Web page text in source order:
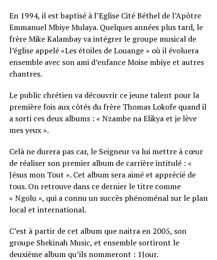
En 1994, il est baptisé à l’Eglise Cité Béthel de l’Apôtre
Emmanuel Mbiye Mulaya. Quelques années plus tard, le
frère Mike Kalambay va intégrer le groupe musical de
l’église appelé «Les étoiles de Louange » où il évoluera
ensemble avec son ami d’enfance Moise mbiye et autres
chantres.
Le public chrétien va découvrir ce jeune talent pour la
première fois aux côtés du frère Thomas Lokofe quand il
a sorti ces deux albums : « Nzambe na Elikya et je lève
mes yeux ».
Celà ne durera pas car, le Seigneur va lui mettre à cœur
de réaliser son premier album de carrière intitulé : «
Jésus mon Tout ». Cet album sera aimé et apprécié de
tous. On retrouve dans ce dernier le titre comme
« Ngolu », qui a connu un succès phénoménal sur le plan
local et international.
C’est à partir de cet album que naitra en 2005, son
groupe Shekinah Music, et ensemble sortiront le
deuxième album qu’ils nommeront : 1Jour.